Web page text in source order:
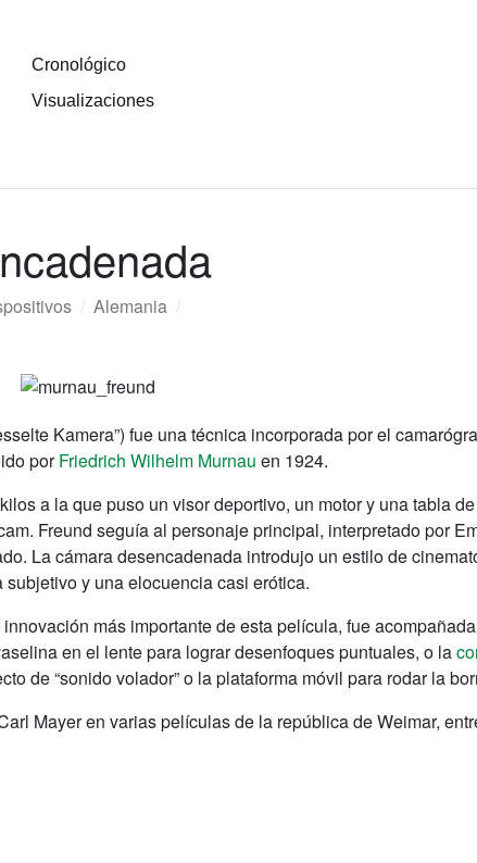
Cronológico
Visualizaciones
/ Alemania /
Kamera”) fue una técnica incorporada por el
porFriedrich Wilhelm Murnau en 1924.
a la que puso un visor deportivo, un motor y una tabla
Freund seguía al personaje principal, interpretado por
La cámara desencadenada introdujo un estilo de
y una elocuencia casi erótica.
más importante de esta película, fue
en el lente para lograr desenfoques puntuales, o la
de “sonido volador” o la plataforma móvil para rodar la
Mayer en varias películas de la república de Weimar,